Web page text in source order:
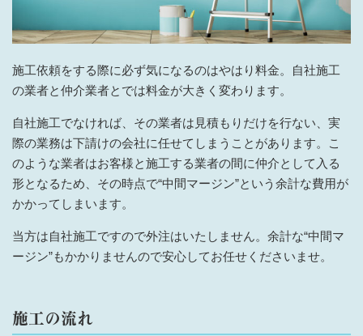
施工依頼をする際に必ず気になるのはやはり料金。自社施工
の業者と仲介業者とでは料金が大きく変わります。
自社施工でなければ、その業者は見積もりだけを行ない、実
際の業務は下請けの会社に任せてしまうことがあります。こ
のような業者はお客様と施工する業者の間に仲介として入る
形となるため、その時点で“中間マージン”という余計な費用が
かかってしまいます。
当方は自社施工ですので外注はいたしません。余計な“中間マ
ージン”もかかりませんので安心してお任せくださいませ。
施工の流れ